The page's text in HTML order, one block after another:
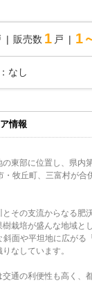
販売数 1 戸 1
なし
情報
東部に位置し、県内
牧丘町、三富村が合
その支流からなる肥
栽培が盛んな地域とし
面や平坦地に広がる
なしています。
通の利便性も高く、